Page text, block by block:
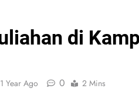
di
1 Year Ago 0 2 Mins